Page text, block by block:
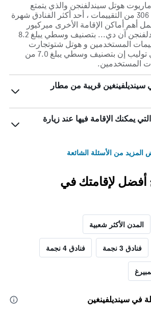
هوتل سيندلفنجن والذي يتمتع
بتصنيف 8.4 من أصل 306 من التقييمات ، أحد أكثر الفنادق شهرة
أهم أماكن الإقامة الأخرى ميركيور
هوتل شتوتجارت سيندلفنجن آن دي... بتصنيف وسطي يبلغ 8.2
من تقييمات المستخدمين و هوتل شتوتجارت
زينديلفينينج سيتي باي توليب إن بتصنيف وسطي يبلغ 7.0 من
قريبة من مطار
يمكنك الإقامة فيها عند زيارة
من الأسئلة الشائعة
أفضل لإقامتك في
المدن الأكثر شعبية
فنادق 3 نجمة فنادق 4 نجمة
في سينديلفينغين